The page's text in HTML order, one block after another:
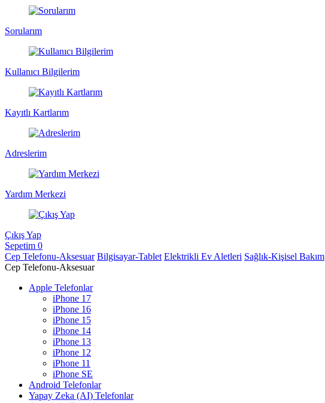
Sorularım
Kullanıcı Bilgilerim
Kayıtlı Kartlarım
Adreslerim
Yardım Merkezi
Çıkış Yap
Sepetim 0
Cep Telefonu-Aksesuar Bilgisayar-Tablet Elektrikli Ev Aletleri Sağlık-Kişisel Bakım
Cep Telefonu-Aksesuar
Apple Telefonlar
iPhone 17
iPhone 16
iPhone 15
iPhone 14
iPhone 13
iPhone 12
iPhone 11
iPhone SE
Android Telefonlar
Yapay Zeka (AI) Telefonlar